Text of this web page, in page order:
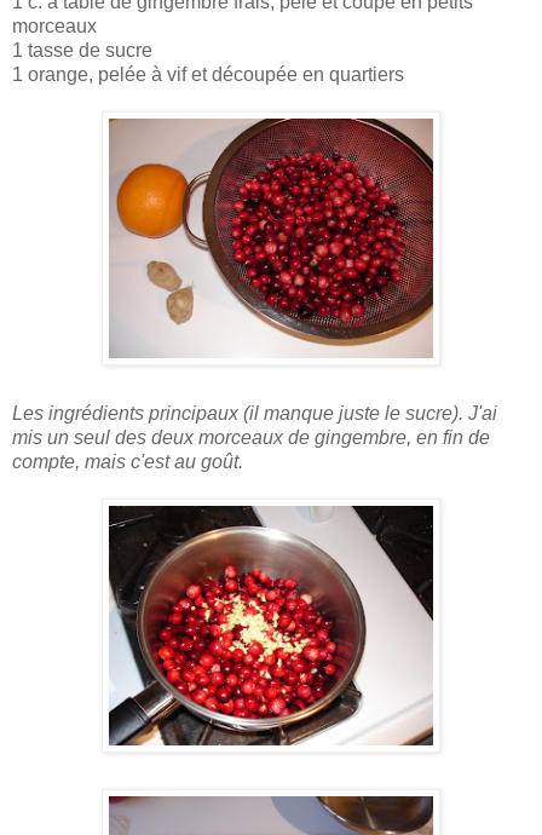
morceaux
1 tasse de sucre
1 orange, pelée à vif et découpée en quartiers
Les ingrédients principaux (il manque juste le sucre). J'ai
mis un seul des deux morceaux de gingembre, en fin de
compte, mais c'est au goût.